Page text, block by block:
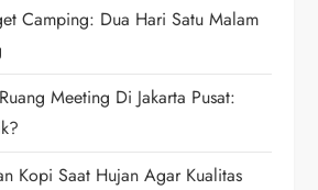
Camping: Dua Hari Satu Malam
Meeting Di Jakarta Pusat:
Kopi Saat Hujan Agar Kualitas